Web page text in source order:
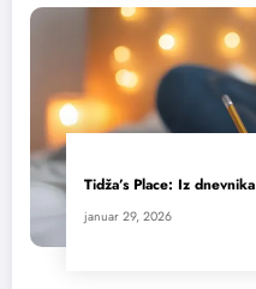
Tidža’s Place: Iz dnevnika
januar 29, 2026